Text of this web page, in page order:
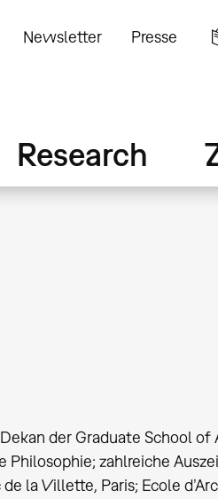
Newsletter Presse
Research
der Graduate School
zahlreiche
la Villette, Paris; Ecole